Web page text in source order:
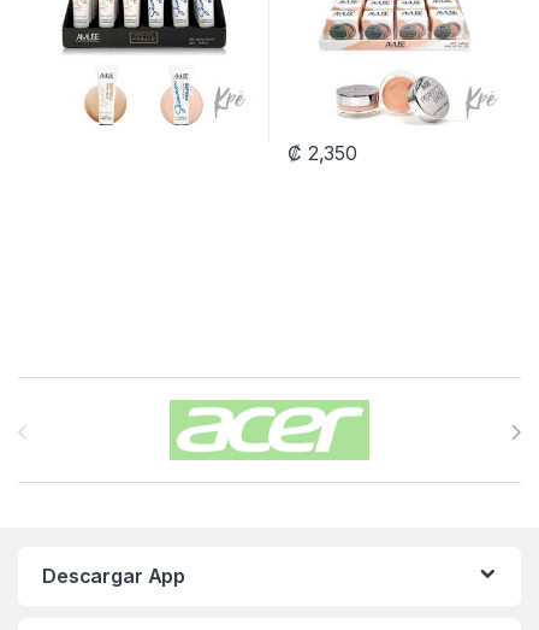
₡ 2,350
Carrusel de Marcas
Descargar App